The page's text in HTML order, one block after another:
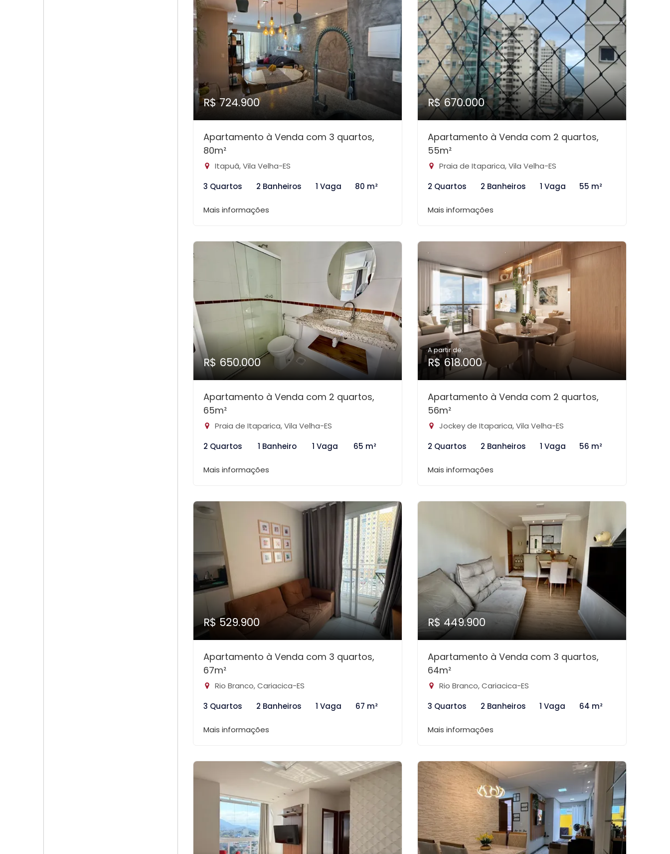
R$ 724.900
Apartamento à Venda com 3 quartos,
80m²
Itapuã, Vila Velha-ES
3 Quartos
2 Banheiros 1 Vaga 80 m²
Mais informações
R$ 670.000
Apartamento à Venda com 2 quartos,
55m²
Praia de Itaparica, Vila Velha-ES
2 Quartos
2 Banheiros 1 Vaga 55 m²
Mais informações
R$ 650.000
Apartamento à Venda com 2 quartos,
65m²
Praia de Itaparica, Vila Velha-ES
2 Quartos
1 Banheiro 1 Vaga 65 m²
Mais informações
A partir de:
R$ 618.000
Apartamento à Venda com 2 quartos,
56m²
Jockey de Itaparica, Vila Velha-ES
2 Quartos
2 Banheiros 1 Vaga 56 m²
Mais informações
R$ 529.900
Apartamento à Venda com 3 quartos,
67m²
Rio Branco, Cariacica-ES
3 Quartos
2 Banheiros 1 Vaga 67 m²
Mais informações
R$ 449.900
Apartamento à Venda com 3 quartos,
64m²
Rio Branco, Cariacica-ES
3 Quartos
2 Banheiros 1 Vaga 64 m²
Mais informações